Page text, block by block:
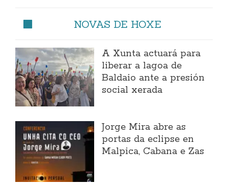
NOVAS DE HOXE
A Xunta actuará para
liberar a lagoa de
Baldaio ante a presión
social xerada
Jorge Mira abre as
portas da eclipse en
Malpica, Cabana e Zas